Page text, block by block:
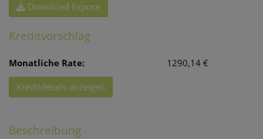
Download Expose
Kreditvorschlag
Monatliche Rate: 1290,14 €
Kreditdetails anzeigen
Beschreibung